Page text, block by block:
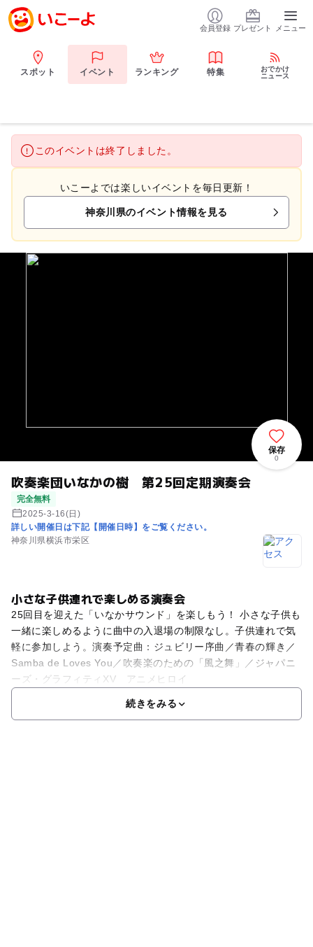
会員登録 プレゼント メニュー
スポット イベント ランキング 特集
おでかけ
ニュース
このイベントは終了しました。
いこーよでは楽しいイベントを毎日更新！
神奈川県のイベント情報を見る
吹奏楽団いなかの樹 第25回定期演奏会
完全無料
2025-3-16(日)
詳しい開催日は下記【開催日時】をご覧ください。
神奈川県横浜市栄区
保存
0
小さな子供連れで楽しめる演奏会
25回目を迎えた「いなかサウンド」を楽しもう！ 小さな子供も
一緒に楽しめるように曲中の入退場の制限なし。子供連れで気
軽に参加しよう。演奏予定曲：ジュビリー序曲／青春の輝き／
Samba de Loves You／吹奏楽のための「風之舞」／ジャパニ
ーズ・グラフィティXV アニメヒロイ
続きをみる